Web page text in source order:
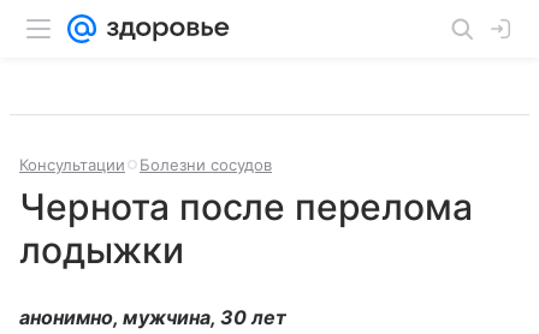
Консультации Болезни сосудов
Чернота после перелома
лодыжки
анонимно, мужчина, 30 лет